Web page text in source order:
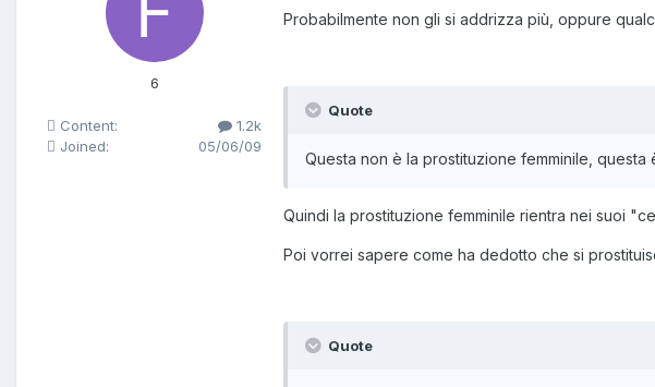
6
Content:
1.2k
Joined:
05/06/09
Probabilmente non gli si addrizza più, oppure
Quote
Questa non è la prostituzione femminile,
Quindi la prostituzione femminile rientra nei suoi
Poi vorrei sapere come ha dedotto che si
Quote